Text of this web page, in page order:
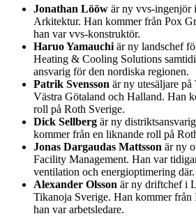
Jonathan Lööw är ny vvs-ingenjör
Arkitektur. Han kommer från Pox
han var vvs-konstruktör.
Haruo Yamauchi är ny landschef
Heating & Cooling Solutions
ansvarig för den nordiska regionen.
Patrik Svensson är ny utesäljare på
Västra Götaland och Halland. Han
roll på Roth Sverige.
Dick Sellberg är ny
kommer från en liknande roll på
Jonas Dargaudas Mattsson är ny
Facility Management. Han var
ventilation och energioptimering där.
Alexander Olsson är ny driftchef i
Tikanoja Sverige. Han kommer
han var arbetsledare.